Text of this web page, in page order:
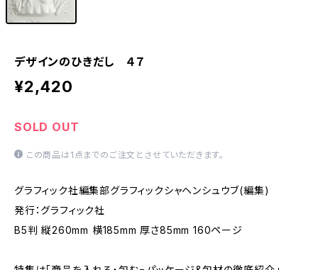
デザインのひきだし ４７
¥2,420
SOLD OUT
この商品は1点までのご注文とさせていただきます。
グラフィック社編集部グラフィックシャヘンシュウブ(編集)
発行：グラフィック社
B5判 縦260mm 横185mm 厚さ85mm 160ページ